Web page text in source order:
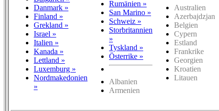
Danmark »
Finland »
Grekland »
Israel »
Italien »
Kanada »
Lettland »
Luxemburg »
Nordmakedonien
»
Rumänien »
San Marino »
Schweiz »
Storbritannien
»
Tyskland »
Österrike »
Albanien
Armenien
Australien
Azerbajdzjan
Belgien
Cypern
Estland
Frankrike
Georgien
Kroatien
Litauen